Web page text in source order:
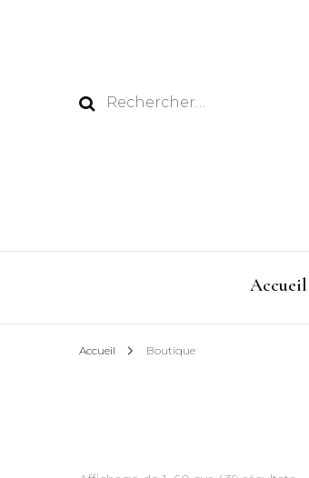
Rechercher :
Accueil
Accueil Boutique